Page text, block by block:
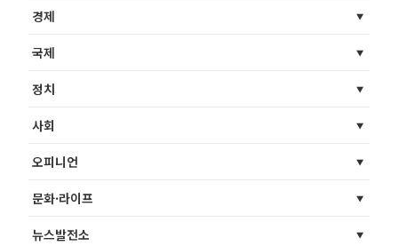
경제
국제
정치
사회
오피니언
문화·라이프
뉴스발전소